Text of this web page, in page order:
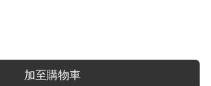
加至購物車